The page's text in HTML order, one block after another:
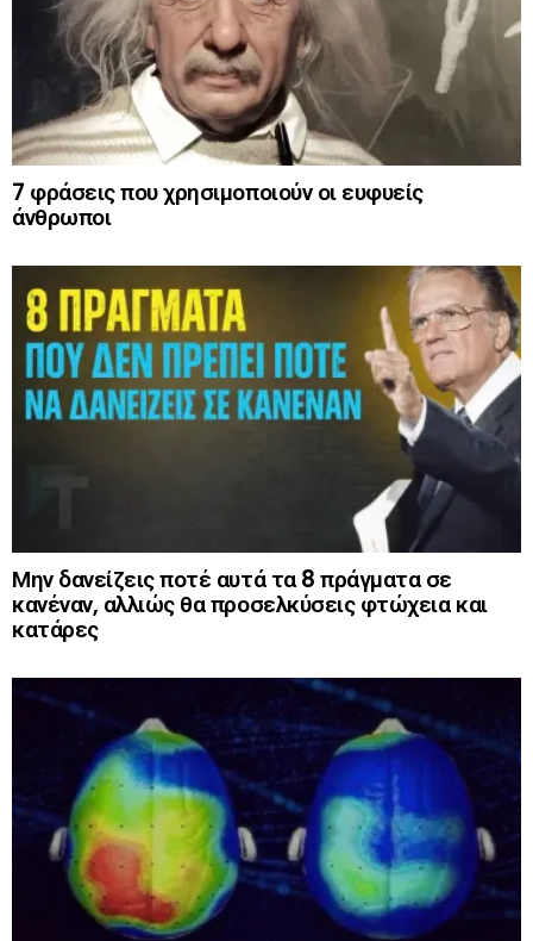
7 φράσεις που χρησιμοποιούν οι ευφυείς
άνθρωποι
Μην δανείζεις ποτέ αυτά τα 8 πράγματα σε
κανέναν, αλλιώς θα προσελκύσεις φτώχεια και
κατάρες